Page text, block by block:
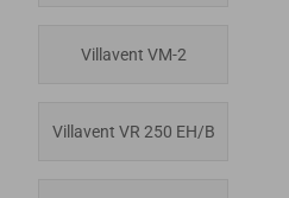
Villavent VM-2
Villavent VR 250 EH/B